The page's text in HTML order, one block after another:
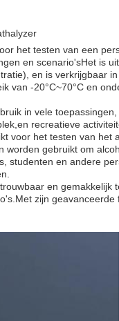
het testen van een
en scenario'sHet is
en is verkrijgbaar
van -20°C~70°C en
in vele
recreatieve
voor het testen van het
gebruikt om
studenten en andere
en gemakkelijk
zijn geavanceerde